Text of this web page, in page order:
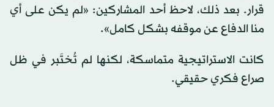
قرار. بعد ذلك، لاحظ أحد المشاركين: «لم يكن على أي
منا الدفاع عن موقفه بشكل كامل».
كانت الاستراتيجية متماسكة، لكنها لم تُختَبر في ظل
صراع فكري حقيقي.